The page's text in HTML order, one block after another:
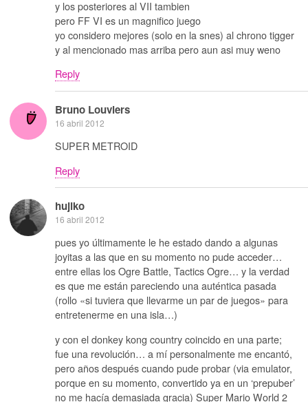
y los posteriores al VII tambien
pero FF VI es un magnifico juego
yo considero mejores (solo en la snes) al chrono tigger
y al mencionado mas arriba pero aun asi muy weno
Reply
Bruno Louviers
16 abril 2012
SUPER METROID
Reply
hujiko
16 abril 2012
pues yo últimamente le he estado dando a algunas
joyitas a las que en su momento no pude acceder…
entre ellas los Ogre Battle, Tactics Ogre… y la verdad
es que me están pareciendo una auténtica pasada
(rollo «si tuviera que llevarme un par de juegos» para
entretenerme en una isla…)
y con el donkey kong country coincido en una parte;
fue una revolución… a mí personalmente me encantó,
pero años después cuando pude probar (via emulator,
porque en su momento, convertido ya en un ‘prepuber’
no me hacía demasiada gracia) Super Mario World 2